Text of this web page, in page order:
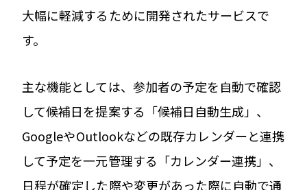
大幅に軽減するために開発されたサービスで
す。
主な機能としては、参加者の予定を自動で確認
して候補日を提案する「候補日自動生成」、
GoogleやOutlookなどの既存カレンダーと連携
して予定を一元管理する「カレンダー連携」、
日程が確定した際や変更があった際に自動で通